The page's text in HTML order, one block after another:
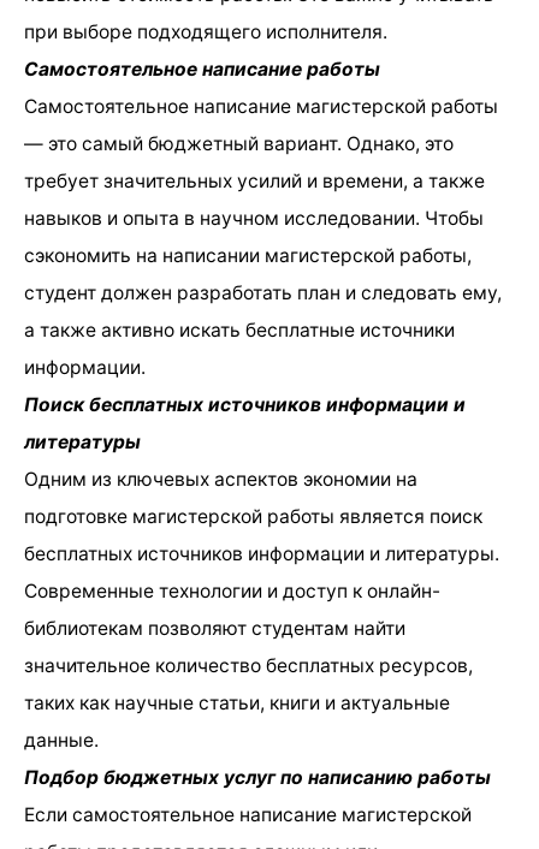
при выборе подходящего исполнителя.
Самостоятельное написание работы
Самостоятельное написание магистерской работы
— это самый бюджетный вариант. Однако, это
требует значительных усилий и времени, а также
навыков и опыта в научном исследовании. Чтобы
сэкономить на написании магистерской работы,
студент должен разработать план и следовать ему,
а также активно искать бесплатные источники
информации.
Поиск бесплатных источников информации и
литературы
Одним из ключевых аспектов экономии на
подготовке магистерской работы является поиск
бесплатных источников информации и литературы.
Современные технологии и доступ к онлайн-
библиотекам позволяют студентам найти
значительное количество бесплатных ресурсов,
таких как научные статьи, книги и актуальные
данные.
Подбор бюджетных услуг по написанию работы
Если самостоятельное написание магистерской